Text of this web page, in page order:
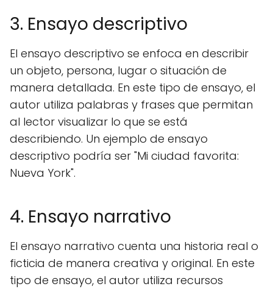
3. Ensayo descriptivo
El ensayo descriptivo se enfoca en describir
un objeto, persona, lugar o situación de
manera detallada. En este tipo de ensayo, el
autor utiliza palabras y frases que permitan
al lector visualizar lo que se está
describiendo. Un ejemplo de ensayo
descriptivo podría ser "Mi ciudad favorita:
Nueva York".
4. Ensayo narrativo
El ensayo narrativo cuenta una historia real o
ficticia de manera creativa y original. En este
tipo de ensayo, el autor utiliza recursos